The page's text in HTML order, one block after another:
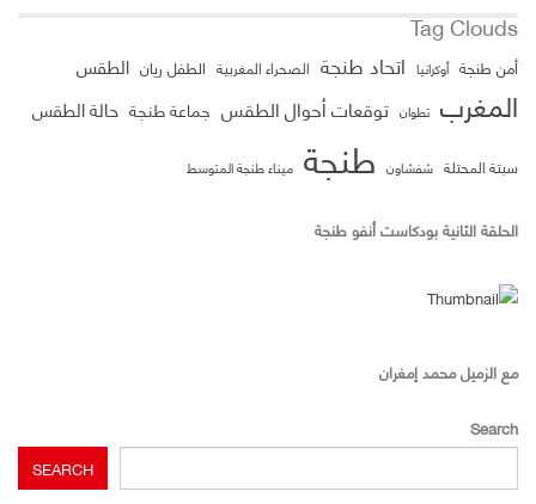
Tag Clouds
أمن طنجة أوكرانيا اتحاد طنجة الصحراء المغربية الطفل ريان الطقس
المغرب تطوان توقعات أحوال الطقس جماعة طنجة حالة الطقس
سبتة المحتلة شفشاون طنجة ميناء طنجة المتوسط
الحلقة الثانية بودكاست أنفو طنجة
مع الزميل محمد إمغران
Search
SEARCH